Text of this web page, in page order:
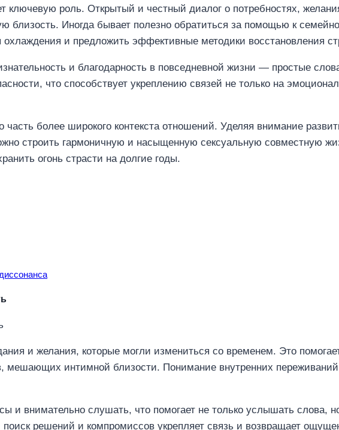
ключевую роль. Открытый и честный диалог о потребностях,
близость. Иногда бывает полезно обратиться за помощью к
и предложить эффективные методики восстановления
и благодарность в повседневной жизни — простые
что способствует укреплению связей не только на
более широкого контекста отношений. Уделяя внимание
строить гармоничную и насыщенную сексуальную совместную
огонь страсти на долгие годы.
и желания, которые могли измениться со временем. Это
мешающих интимной близости. Понимание внутренних переживаний
и внимательно слушать, что помогает не только услышать слова,
решений и компромиссов укрепляет связь и возвращает